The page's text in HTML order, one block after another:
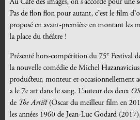
Au Café des images, on s’accorde pour une
Pas de flon flon pour autant, c’est le film
proposé en avant-première en montant les
la place du théâtre !
Présenté hors-compétition du 75e Festival
la nouvelle comédie de Michel
producteur, monteur et occasionnellement
a le 7e art dans le sang. L’auteur des deux
de The Artist(Oscar du meilleur film en
les années 1960 de Jean-Luc Godard